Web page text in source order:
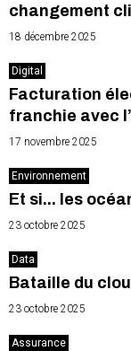
changement
18 décembre 2025
Digital
Facturation
franchie avec
17 novembre 2025
Environnement
Et si... les
23 octobre 2025
Data
Bataille du
23 octobre 2025
Assurance